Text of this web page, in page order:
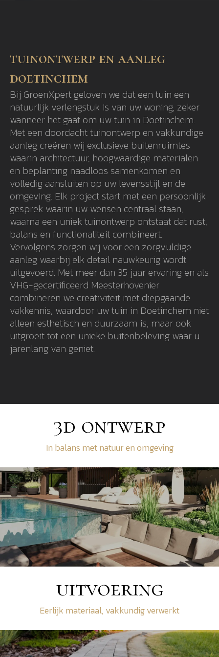
tuinontwerp en aanleg
doetinchem
Bij GroenXpert geloven we dat een tuin een
natuurlijk verlengstuk is van uw woning, zeker
wanneer het gaat om uw tuin in Doetinchem.
Met een doordacht tuinontwerp en vakkundige
aanleg creëren wij exclusieve buitenruimtes
waarin architectuur, hoogwaardige materialen
en beplanting naadloos samenkomen en
volledig aansluiten op uw levensstijl en de
omgeving. Elk project start met een persoonlijk
gesprek waarin uw wensen centraal staan,
waarna een uniek tuinontwerp ontstaat dat rust,
balans en functionaliteit combineert.
Vervolgens zorgen wij voor een zorgvuldige
aanleg waarbij elk detail nauwkeurig wordt
uitgevoerd. Met meer dan 35 jaar ervaring en als
VHG-gecertificeerd Meesterhovenier
combineren we creativiteit met diepgaande
vakkennis, waardoor uw tuin in Doetinchem niet
alleen esthetisch en duurzaam is, maar ook
uitgroeit tot een unieke buitenbeleving waar u
jarenlang van geniet.
3d ontwerp
In balans met natuur en omgeving
uitvoering
Eerlijk materiaal, vakkundig verwerkt